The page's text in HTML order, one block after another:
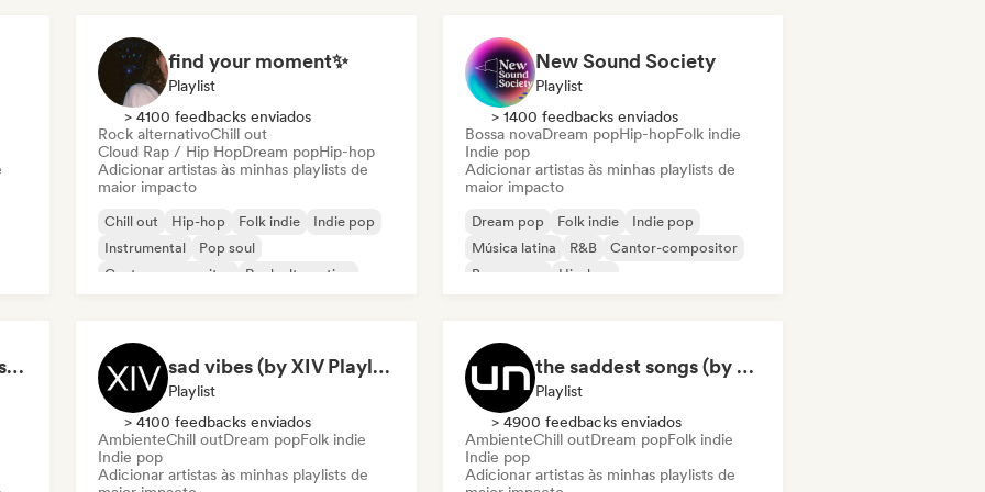
find your moment✨
Playlist
> 4100 feedbacks enviados
Rock alternativoChill out
Cloud Rap / Hip HopDream popHip-hop
Adicionar artistas às minhas playlists de
maior impacto
Chill out Hip-hop Folk indie
Indie pop
Instrumental
Pop soul
Cantor-compositor
Rock alternativo
New Sound Society
Playlist
> 1400 feedbacks enviados
Bossa novaDream popHip-hopFolk indie
Indie pop
Adicionar artistas às minhas playlists de
maior impacto
Dream pop Folk indie
Indie pop
Música latina
R&B
Cantor-compositor
Bossa nova
Hip-hop
Studying, relaxing, resting... sad vibes (by XIV Playlists)
Playlist
> 4100 feedbacks enviados
AmbienteChill outDream popFolk indie
Indie pop
Adicionar artistas às minhas playlists de
the saddest songs (by Undiscovered Music)
Playlist
> 4900 feedbacks enviados
AmbienteChill outDream popFolk indie
Indie pop
Adicionar artistas às minhas playlists de